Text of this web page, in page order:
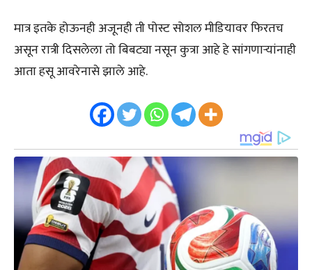
मात्र इतके होऊनही अजूनही ती पोस्ट सोशल मीडियावर फिरतच
असून रात्री दिसलेला तो बिबट्या नसून कुत्रा आहे हे सांगणाऱ्यांनाही
आता हसू आवरेनासे झाले आहे.